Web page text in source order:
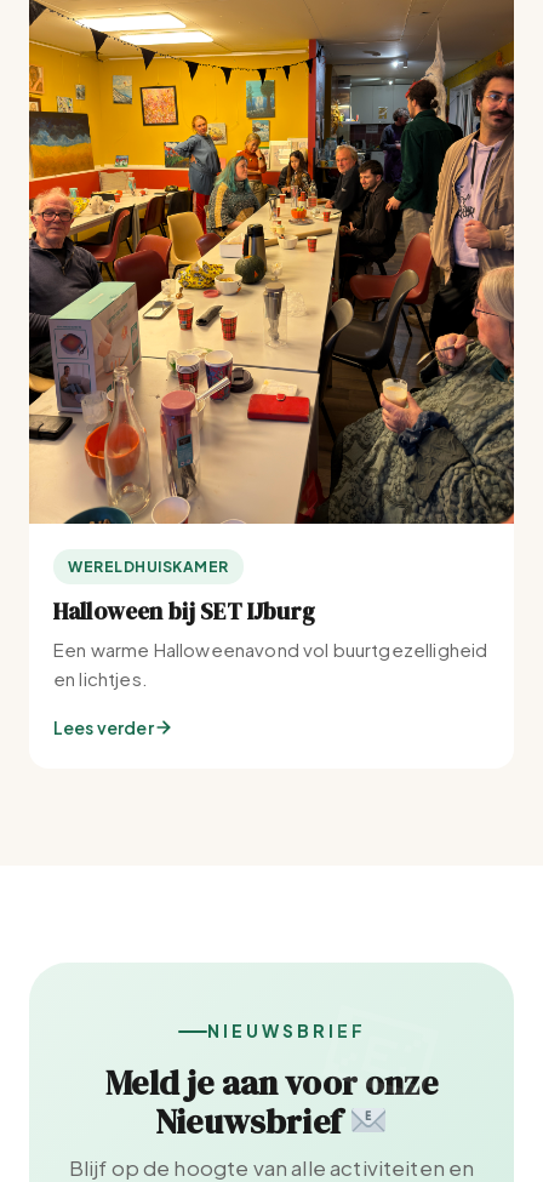
WERELDHUISKAMER
Halloween bij SET IJburg
Een warme Halloweenavond vol buurtgezelligheid
en lichtjes.
Lees verder
NIEUWSBRIEF
Meld je aan voor onze
Nieuwsbrief
Blijf op de hoogte van alle activiteiten en